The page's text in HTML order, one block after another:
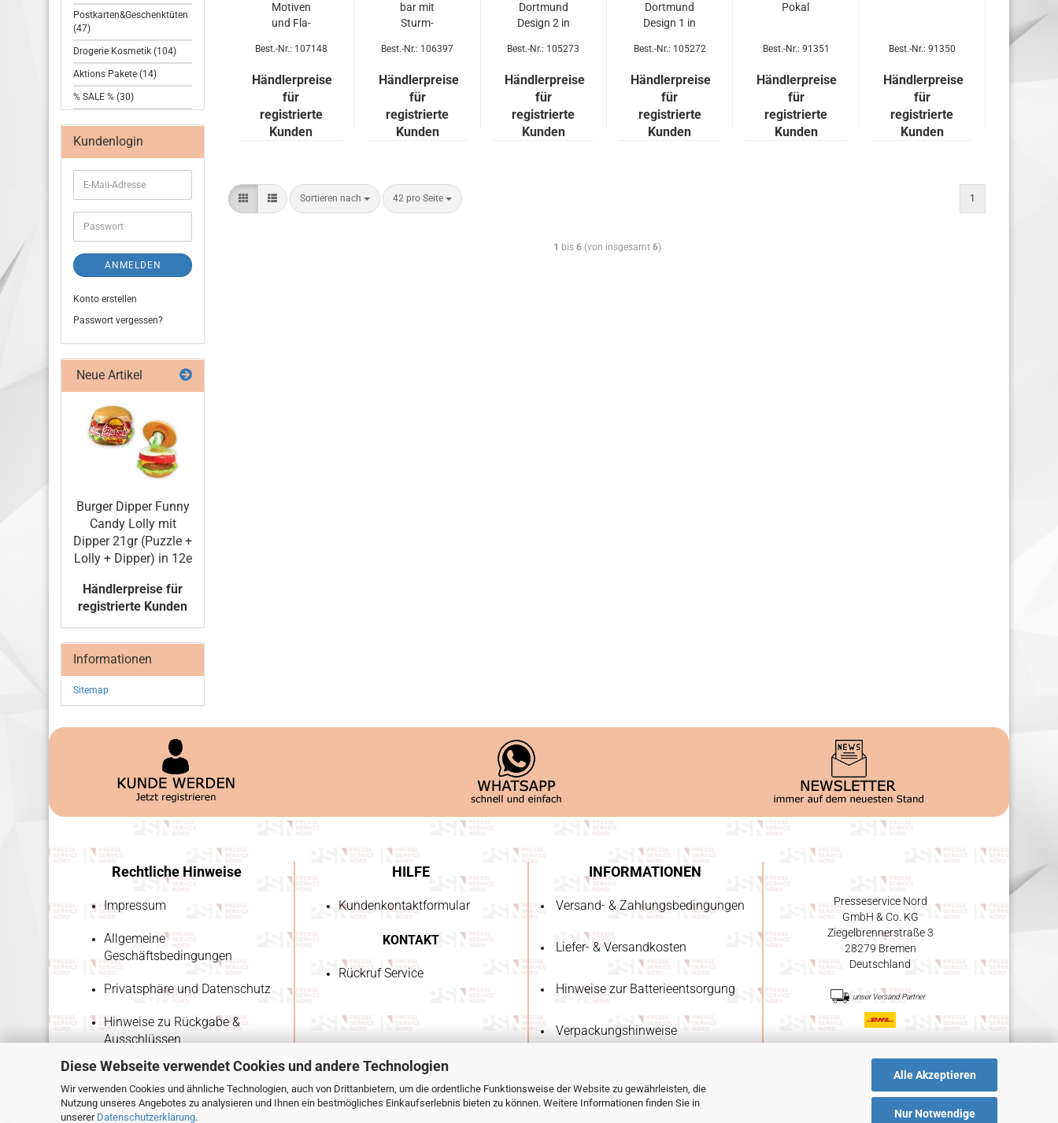
Diese Webseite verwendet Cookies und andere Technologien
Wir verwenden Cookies und ähnliche Technologien, auch von Drittanbietern, um die ordentliche Funktionsweise der Website zu gewährleisten, die
Nutzung unseres Angebotes zu analysieren und Ihnen ein bestmögliches Einkaufserlebnis bieten zu können. Weitere Informationen finden Sie in
unserer Datenschutzerklärung.
Alle Akzeptieren
Nur Notwendige
Mo­ti­ven
und Fla­
ner im 50er
Best.-Nr.: 107148
Händlerpreise
für
registrierte
Kunden
bar mit
Sturm­
am Heck
zeugs, au
Best.-Nr.: 106397
Händlerpreise
für
registrierte
Kunden
Dort­mund
De­sign 2 in
Best.-Nr.: 105273
Händlerpreise
für
registrierte
Kunden
Dort­mund
De­sign 1 in
Best.-Nr.: 105272
Händlerpreise
für
registrierte
Kunden
Pokal
Best.-Nr.: 91351
Händlerpreise
für
registrierte
Kunden
Best.-Nr.: 91350
Händlerpreise
für
registrierte
Kunden
Sortieren nach 42 pro Seite 1
1 bis 6(von insgesamt 6)
Postkarten&Geschenktüten
(47)
Drogerie Kosmetik (104)
Aktions Pakete (14)
% SALE % (30)
Kundenlogin
ANMELDEN
Konto erstellen
Passwort vergessen?
Neue Artikel
Bur­ger Dipper Funny
Candy Lolly mit
Dipper 21gr (Puz­zle +
Lolly + Dipper) in 12e
Händlerpreise für
registrierte Kunden
Informationen
Sitemap
Rechtliche Hinweise
Impressum
Allgemeine
Geschäftsbedingungen
Privatsphäre und Datenschutz
Hinweise zu Rückgabe &
Ausschlüssen
HILFE
Kundenkontaktformular
KONTAKT
Rückruf Service
INFORMATIONEN
Versand- & Zahlungsbedingungen
Liefer- & Versandkosten
Hinweise zur Batterieentsorgung
Verpackungshinweise
Presseservice Nord
GmbH & Co. KG
Ziegelbrennerstraße 3
28279 Bremen
Deutschland
unser Versand Partner
Internetshopby Gambio.de © 2023